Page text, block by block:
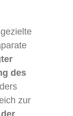
des
zur